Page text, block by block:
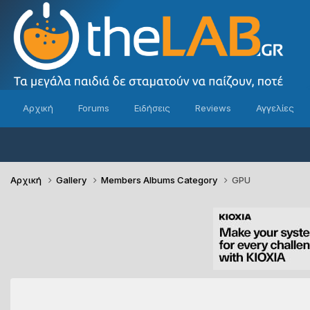
Αρχική Forums Ειδήσεις Reviews Αγγελίες
Αρχική Gallery Members Albums Category GPU